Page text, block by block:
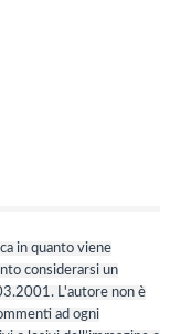
in quanto viene
considerarsi un
L'autore non è
ad ogni